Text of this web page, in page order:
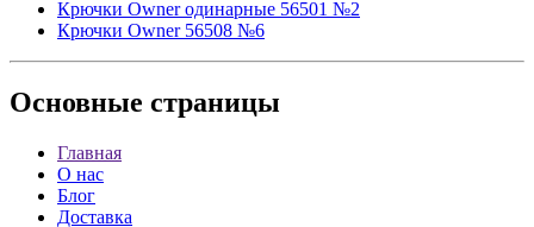
Крючки Owner одинарные 56501 №2
Крючки Owner 56508 №6
Основные страницы
Главная
О нас
Блог
Доставка